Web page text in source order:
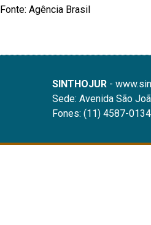
Fonte: Agência Brasil
SINTHOJUR -
Sede: Avenida São
Fones: (11) 4587-